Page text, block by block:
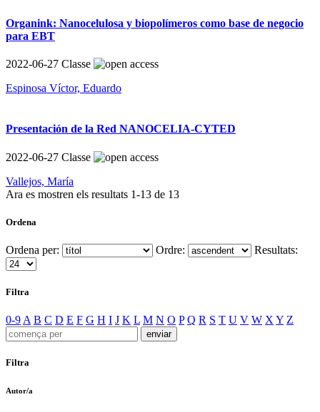
Organink: Nanocelulosa y biopolímeros como base de negocio
para EBT
2022-06-27 Classe
Espinosa Víctor, Eduardo
Presentación de la Red NANOCELIA-CYTED
2022-06-27 Classe
Vallejos, María
Ara es mostren els resultats 1-13 de 13
Ordena
Ordena per: Ordre: Resultats:
Filtra
0-9 A B C D E F G H I J K L M N O P Q R S T U V W X Y Z
Filtra
Autor/a